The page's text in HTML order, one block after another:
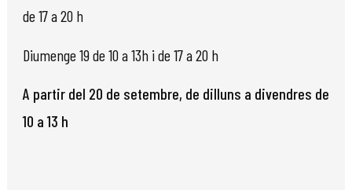
de 17 a 20 h
Diumenge 19 de 10 a 13h i de 17 a 20 h
A partir del 20 de setembre, de dilluns a divendres de
10 a 13 h